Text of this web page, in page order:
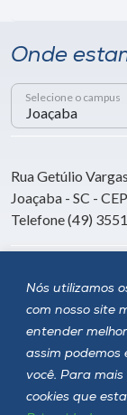
Nós utilizamos
com nosso site
entender
assim
você. Para
cookies que
Onde
Selecione o campus
Rua Getúlio
Joaçaba - SC -
Telefone (49)
Siga a